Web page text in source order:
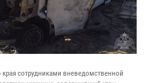
края сотрудниками вневедомственной